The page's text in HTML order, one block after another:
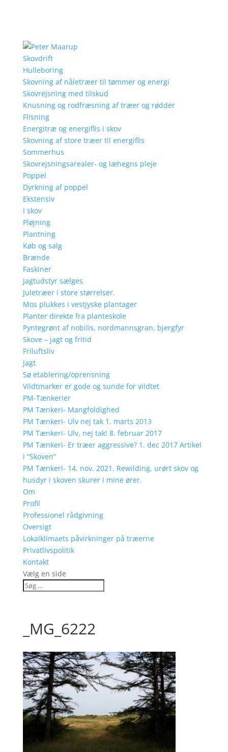
Skovdrift
Hulleboring
Skovning af nåletræer til tømmer og energi
Skovrejsning med tilskud
Knusning og rodfræsning af træer og rødder
Flisning
Energitræ og energiflis i skov
Skovning af store træer til energiflis
Sommerhus
Skovrejsningsarealer- og læhegns pleje
Poppel
Dyrkning af poppel
Ekstensiv
I skov
Pløjning
Plantning
Køb og salg
Brænde
Faskiner
Jagtudstyr sælges
Juletræer i store størrelser.
Mos plukkes i vestjyske plantager
Planter direkte fra planteskole
Pyntegrønt af nobilis, nordmannsgran, bjergfyr
Skove – jagt og fritid
Friluftsliv
Jagt
Sø etablering/oprensning
Vildtmarker er gode og sunde for vildtet
PM-Tænkerier
PM Tænkeri- Mangfoldighed
PM Tænkeri- Ulv nej tak 1. marts 2013
PM Tænkeri- Ulv, nej tak! 8. februar 2017
PM Tænkeri- Er træer aggressive? 1. dec 2017 Artikel
i “Skoven”
PM Tænkeri- 14. nov. 2021. Rewilding, urørt skov og
husdyr i skoven skurer i mine ører.
Om
Profil
Professionel rådgivning
Oversigt
Lokalklimaets påvirkninger på træerne
Privatlivspolitik
Kontakt
Vælg en side
_MG_6222